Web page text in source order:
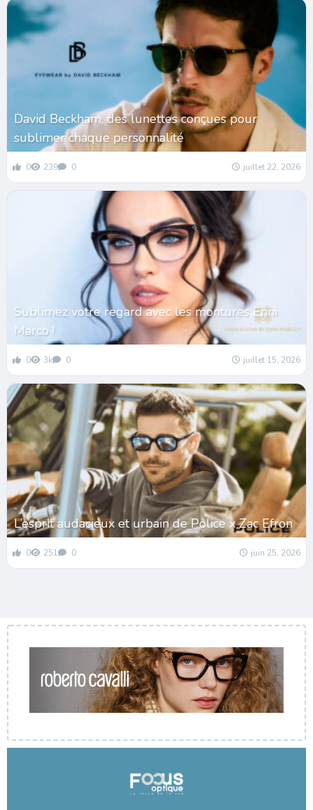
David Beckham, des lunettes conçues pour
sublimer chaque personnalité
0 239 0 juillet 22, 2026
Sublimez votre regard avec les montures Enni
Marco !
0 3k 0 juillet 15, 2026
L’esprit audacieux et urbain de Police x Zac Efron
0 251 0 juin 25, 2026